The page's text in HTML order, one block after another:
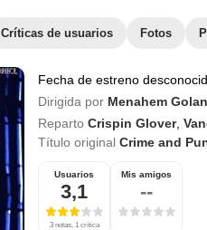
Críticas de usuarios Fotos
Fecha de estreno
Dirigida por Menahem Golan
Reparto Crispin Glover,
Título original Crime and
Usuarios
3,1
3 notas, 1 crítica
Mis amigos
--